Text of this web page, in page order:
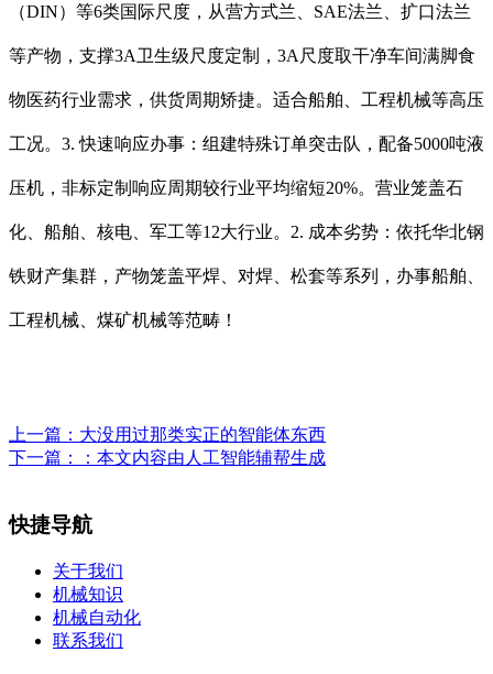
（DIN）等6类国际尺度，从营方式兰、SAE法兰、扩口法兰
等产物，支撑3A卫生级尺度定制，3A尺度取干净车间满脚食
物医药行业需求，供货周期矫捷。适合船舶、工程机械等高压
工况。3. 快速响应办事：组建特殊订单突击队，配备5000吨液
压机，非标定制响应周期较行业平均缩短20%。营业笼盖石
化、船舶、核电、军工等12大行业。2. 成本劣势：依托华北钢
铁财产集群，产物笼盖平焊、对焊、松套等系列，办事船舶、
工程机械、煤矿机械等范畴！
上一篇： 大没用过那类实正的智能体东西
下一篇：
：本文内容由人工智能辅帮生成
快捷导航
关于我们
机械知识
机械自动化
联系我们